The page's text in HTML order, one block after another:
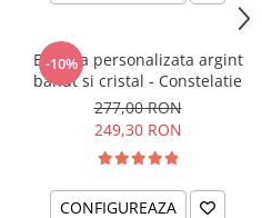
-10%
Bratara personalizata argint
banut si cristal - Constelatie
277,00 RON
249,30 RON
CONFIGUREAZA